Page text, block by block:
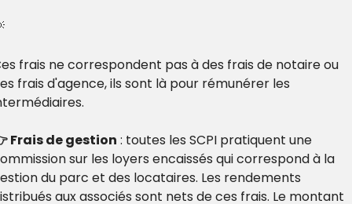
frais ne correspondent pas à des frais de notaire ou
frais d'agence, ils sont là pour rémunérer les
Frais de gestion : toutes les SCPI pratiquent une
sur les loyers encaissés qui correspond à la
du parc et des locataires. Les rendements
aux associés sont nets de ces frais. Le montant